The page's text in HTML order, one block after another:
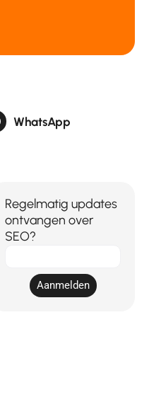
WhatsApp
Regelmatig updates
ontvangen over
SEO?
Aanmelden